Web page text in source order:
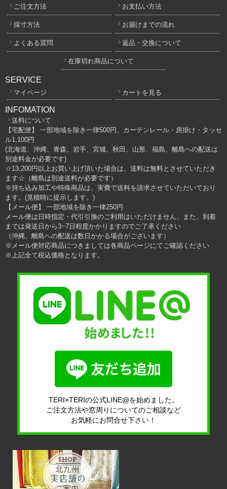
ご注文方法 お支払い方法
採寸方法 お届けまでの流れ
よくある質問 返品・交換について
在庫切れ商品について
SERVICE
マイページ カートを見る
INFOMATION
送料について
【宅配便】 一部地域を除き一律500円、カーテンレール・房掛け・タッセ
ル1,100円
(北海道、沖縄、青森、岩手、宮城、秋田、山形、福島、離島への配送は
別途料金が必要です)
☆13,200円以上お買い上げ頂いた場合は、送料は無料とさせていただき
ます☆（離島は別途送料が必要です）
※持ち込み加工や特殊商品は、実費で送料を請求させていただいており
ます。(見積時に提示します。)
【メール便】 一部地域を除き一律250円
メール便は日時指定・代引引換のご利用はいただけません、また、到着
までは発送日から3~7日程度かかりますのでご了承ください
（沖縄、離島への配送は数日かかる場合がございます）
※メール便対応商品につきましては各商品ページにてご確認ください
※上記全て税込価格となります。
TERI×TERIの公式LINE@を始めました。
ご注文方法や窓周りについてのご相談など
お気軽にお問合せ下さい！